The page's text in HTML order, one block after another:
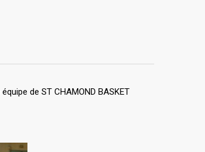
de ST CHAMOND BASKET